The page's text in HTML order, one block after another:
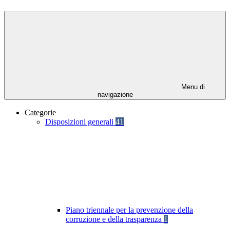
Menu di
navigazione
Categorie
Disposizioni generali 41
Piano triennale per la prevenzione della
corruzione e della trasparenza 1